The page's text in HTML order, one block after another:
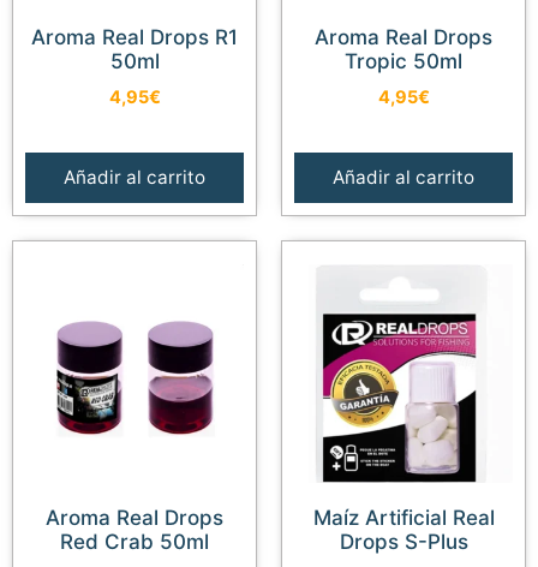
Aroma Real Drops R1
50ml
4,95€
Añadir al carrito
Aroma Real Drops
Tropic 50ml
4,95€
Añadir al carrito
Aroma Real Drops
Red Crab 50ml
Maíz Artificial Real
Drops S-Plus